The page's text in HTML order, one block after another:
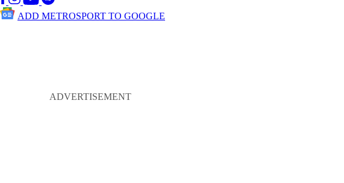
ADD METROSPORT TO GOOGLE